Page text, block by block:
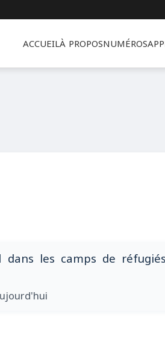
ACCUEILÀ PROPOSNUMÉROS
les camps de réfugiés